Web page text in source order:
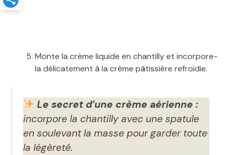
Monte la crème liquide en chantilly et incorpore-
la délicatement à la crème pâtissière refroidie.
Le secret d’une crème aérienne :
incorpore la chantilly avec une spatule
en soulevant la masse pour garder toute
la légèreté.